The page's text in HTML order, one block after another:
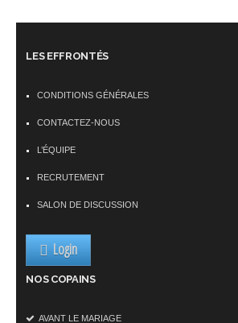
LES EFFRONTÉS
CONDITIONS GÉNÉRALES
CONTACTEZ-NOUS
L’ÉQUIPE
RECRUTEMENT
SALON DE DISCUSSION
Login
NOS COPAINS
AVANT LE MARIAGE